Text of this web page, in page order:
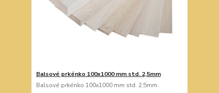
Balsové prkénko 100x1000 mm std. 2,5mm
Balsové prkénko 100x1000 mm std. 2,5mm.